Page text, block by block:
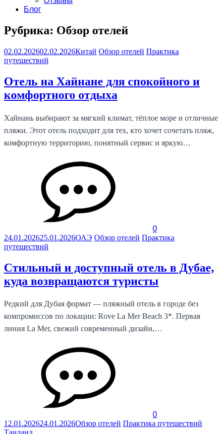
Блог
Рубрика: Обзор отелей
02.02.202602.02.2026Китай Обзор отелей Практика
путешествий
Отель на Хайнане для спокойного и
комфортного отдыха
Хайнань выбирают за мягкий климат, тёплое море и отличные
пляжи. Этот отель подходит для тех, кто хочет сочетать пляж,
комфортную территорию, понятный сервис и яркую…
0
24.01.202625.01.2026ОАЭ Обзор отелей Практика
путешествий
Стильный и доступный отель в Дубае,
куда возвращаются туристы
Редкий для Дубая формат — пляжный отель в городе без
компромиссов по локации: Rove La Mer Beach 3*. Первая
линия La Mer, свежий современный дизайн,…
0
12.01.202624.01.2026Обзор отелей Практика путешествий